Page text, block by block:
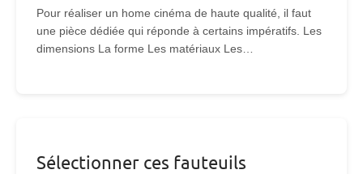
Pour réaliser un home cinéma de haute qualité, il faut
une pièce dédiée qui réponde à certains impératifs. Les
dimensions La forme Les matériaux Les…
Sélectionner ces fauteuils